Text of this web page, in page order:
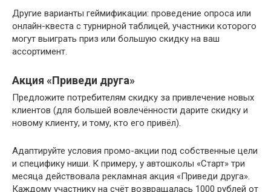
Другие варианты геймификации: проведение опроса или
онлайн-квеста с турнирной таблицей, участники которого
могут выиграть приз или большую скидку на ваш
ассортимент.
Акция «Приведи друга»
Предложите потребителям скидку за привлечение новых
клиентов (для большей вовлечённости дарите скидку и
новому клиенту, и тому, кто его привёл).
Адаптируйте условия промо-акции под собственные цели
и специфику ниши. К примеру, у автошколы «Старт» три
месяца действовала рекламная акция «Приведи друга».
Каждому участнику на счёт возвращалась 1000 рублей от